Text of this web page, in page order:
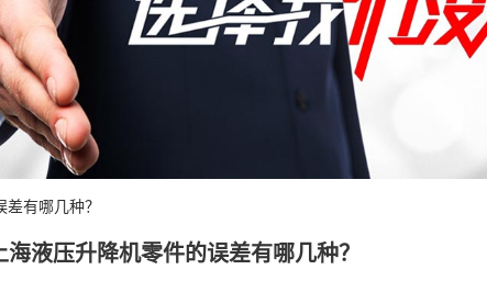
差有哪几种？
海液压升降机零件的误差有哪几种？